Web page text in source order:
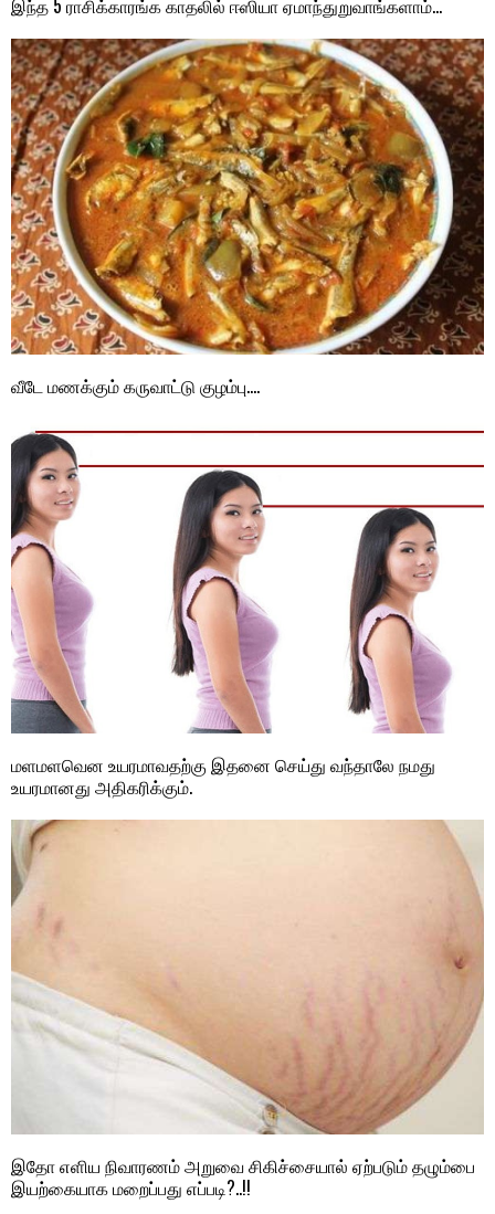
இந்த 5 ராசிக்காரங்க காதலில் ஈஸியா ஏமாந்துறுவாங்களாம்…
வீடே மணக்கும் கருவாட்டு குழம்பு….
மளமளவென உயரமாவதற்கு இதனை செய்து வந்தாலே நமது
உயரமானது அதிகரிக்கும்.
இதோ எளிய நிவாரணம் அறுவை சிகிச்சையால் ஏற்படும் தழும்பை
இயற்கையாக மறைப்பது எப்படி?..!!